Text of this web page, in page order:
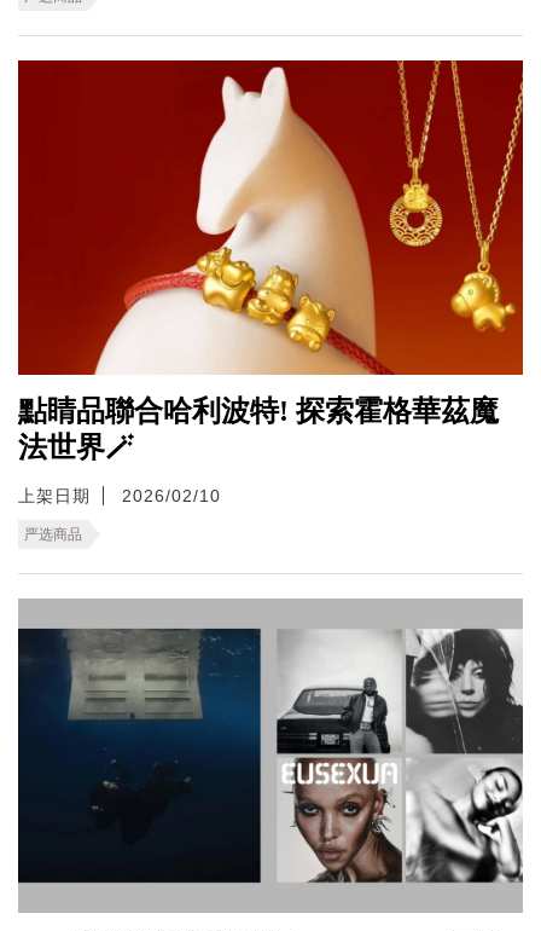
點睛品聯合哈利波特! 探索霍格華茲魔
法世界🪄
上架日期 2026/02/10
严选商品